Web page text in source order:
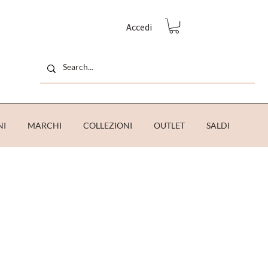
Accedi
MARCHI COLLEZIONI OUTLET SALDI